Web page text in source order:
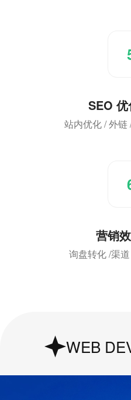
SEO
站内优化 / 外链
营销
询盘转化 /渠
UI